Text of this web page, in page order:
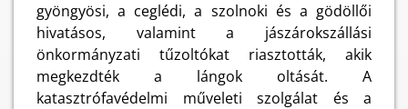
gyöngyösi, a ceglédi, a szolnoki és a gödöllői
hivatásos, valamint a jászárokszállási
önkormányzati tűzoltókat riasztották, akik
megkezdték a lángok oltását. A
katasztrófavédelmi műveleti szolgálat és a